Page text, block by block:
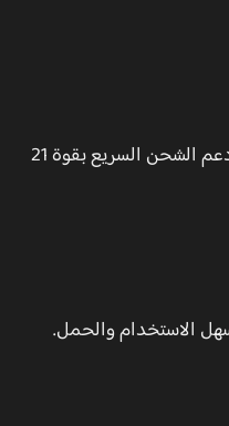
- بطارية كبيرة: 4650 مللي أمبير مع دعم الشحن السريع بقوة 21
والحمل.